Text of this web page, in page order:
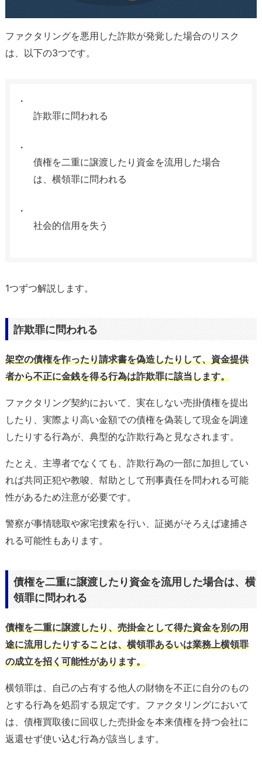
ファクタリングを悪用した詐欺が発覚した場合のリスク
は、以下の3つです。
詐欺罪に問われる
債権を二重に譲渡したり資金を流用した場合
は、横領罪に問われる
社会的信用を失う
1つずつ解説します。
詐欺罪に問われる
架空の債権を作ったり請求書を偽造したりして、資金提供
者から不正に金銭を得る行為は詐欺罪に該当します。
ファクタリング契約において、実在しない売掛債権を提出
したり、実際より高い金額での債権を偽装して現金を調達
したりする行為が、典型的な詐欺行為と見なされます。
たとえ、主導者でなくても、詐欺行為の一部に加担してい
れば共同正犯や教唆、幇助として刑事責任を問われる可能
性があるため注意が必要です。
警察が事情聴取や家宅捜索を行い、証拠がそろえば逮捕さ
れる可能性もあります。
債権を二重に譲渡したり資金を流用した場合は、横
領罪に問われる
債権を二重に譲渡したり、売掛金として得た資金を別の用
途に流用したりすることは、横領罪あるいは業務上横領罪
の成立を招く可能性があります。
横領罪は、自己の占有する他人の財物を不正に自分のもの
とする行為を処罰する規定です。ファクタリングにおいて
は、債権買取後に回収した売掛金を本来債権を持つ会社に
返還せず使い込む行為が該当します。